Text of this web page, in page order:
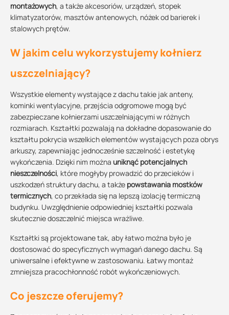
montażowych, a także akcesoriów, urządzeń, stopek
klimatyzatorów, masztów antenowych, nóżek od barierek i
stalowych prętów.
W jakim celu wykorzystujemy kołnierz
uszczelniający?
Wszystkie elementy wystające z dachu takie jak anteny,
kominki wentylacyjne, przejścia odgromowe mogą być
zabezpieczane kołnierzami uszczelniającymi w różnych
rozmiarach. Kształtki pozwalają na dokładne dopasowanie do
kształtu pokrycia wszelkich elementów wystających poza obrys
arkuszy, zapewniając jednocześnie szczelność i estetykę
wykończenia. Dzięki nim można uniknąć potencjalnych
nieszczelności, które mogłyby prowadzić do przecieków i
uszkodzeń struktury dachu, a także powstawania mostków
termicznych, co przekłada się na lepszą izolację termiczną
budynku. Uwzględnienie odpowiedniej kształtki pozwala
skutecznie doszczelnić miejsca wrażliwe.
Kształtki są projektowane tak, aby łatwo można było je
dostosować do specyficznych wymagań danego dachu. Są
uniwersalne i efektywne w zastosowaniu. Łatwy montaż
zmniejsza pracochłonność robót wykończeniowych.
Co jeszcze oferujemy?